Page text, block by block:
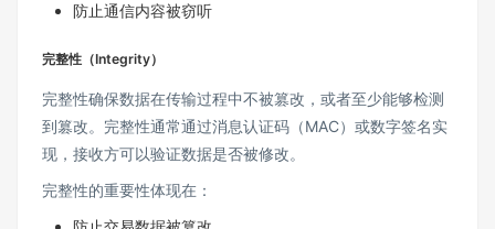
防止通信内容被窃听
完整性（Integrity）
完整性确保数据在传输过程中不被篡改，或者至少能够检测
到篡改。完整性通常通过消息认证码（MAC）或数字签名实
现，接收方可以验证数据是否被修改。
完整性的重要性体现在：